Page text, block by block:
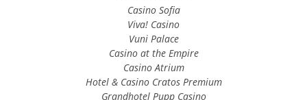
Casino Sofia
Viva! Casino
Vuni Palace
Casino at the Empire
Casino Atrium
Hotel & Casino Cratos Premium
Grandhotel Pupp Casino